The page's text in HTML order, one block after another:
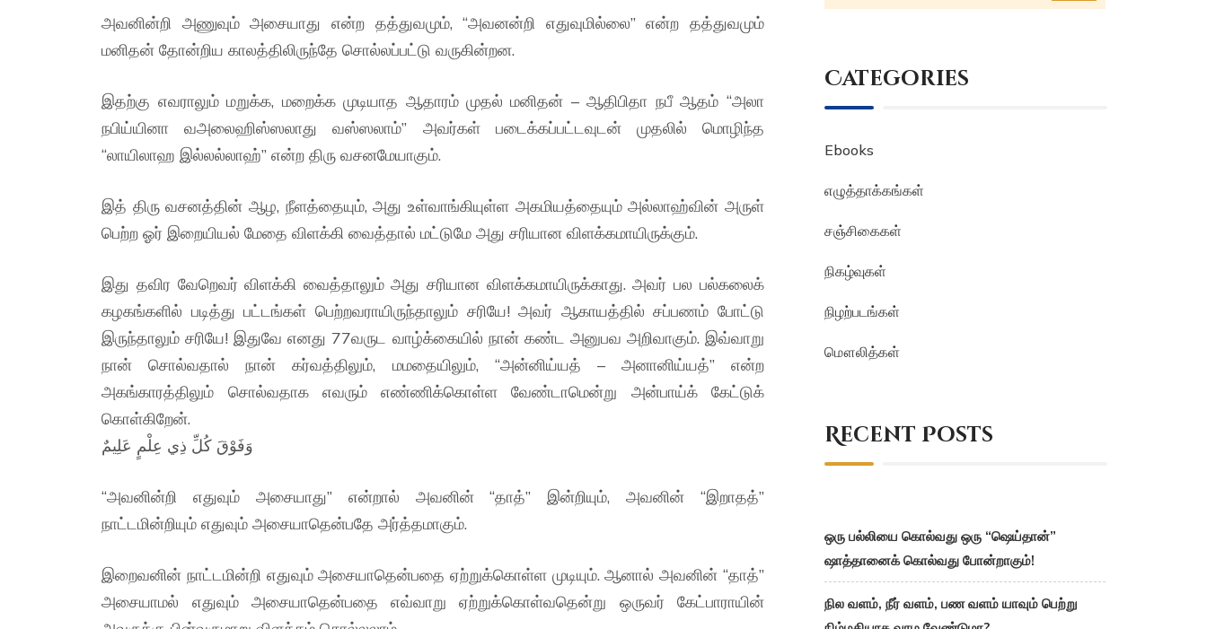
அவனின்றி அணுவும் அசையாது என்ற தத்துவமும், “அவனன்றி எதுவுமில்லை” என்ற தத்துவமும்
மனிதன் தோன்றிய காலத்திலிருந்தே சொல்லப்பட்டு வருகின்றன.
இதற்கு எவராலும் மறுக்க, மறைக்க முடியாத ஆதாரம் முதல் மனிதன் – ஆதிபிதா நபீ ஆதம் “அலா
நபிய்யினா வஅலைஹிஸ்ஸலாது வஸ்ஸலாம்” அவர்கள் படைக்கப்பட்டவுடன் முதலில் மொழிந்த
“லாயிலாஹ இல்லல்லாஹ்” என்ற திரு வசனமேயாகும்.
இத் திரு வசனத்தின் ஆழ, நீளத்தையும், அது உள்வாங்கியுள்ள அகமியத்தையும் அல்லாஹ்வின் அருள்
பெற்ற ஓர் இறையியல் மேதை விளக்கி வைத்தால் மட்டுமே அது சரியான விளக்கமாயிருக்கும்.
இது தவிர வேறெவர் விளக்கி வைத்தாலும் அது சரியான விளக்கமாயிருக்காது. அவர் பல பல்கலைக்
கழகங்களில் படித்து பட்டங்கள் பெற்றவராயிருந்தாலும் சரியே! அவர் ஆகாயத்தில் சப்பணம் போட்டு
இருந்தாலும் சரியே! இதுவே எனது 77வருட வாழ்க்கையில் நான் கண்ட அனுபவ அறிவாகும். இவ்வாறு
நான் சொல்வதால் நான் கர்வத்திலும், மமதையிலும், “அன்னிய்யத் – அனானிய்யத்” என்ற
அகங்காரத்திலும் சொல்வதாக எவரும் எண்ணிக்கொள்ள வேண்டாமென்று அன்பாய்க் கேட்டுக்
கொள்கிறேன்.
وَفَوْقَ كُلِّ ذِي عِلْمٍ عَلِيمٌ
“அவனின்றி எதுவும் அசையாது” என்றால் அவனின் “தாத்” இன்றியும், அவனின் “இறாதத்”
நாட்டமின்றியும் எதுவும் அசையாதென்பதே அர்த்தமாகும்.
இறைவனின் நாட்டமின்றி எதுவும் அசையாதென்பதை ஏற்றுக்கொள்ள முடியும். ஆனால் அவனின் “தாத்”
அசையாமல் எதுவும் அசையாதென்பதை எவ்வாறு ஏற்றுக்கொள்வதென்று ஒருவர் கேட்பாராயின்
Categories
Ebooks
எழுத்தாக்கங்கள்
சஞ்சிகைகள்
நிகழ்வுகள்
நிழற்படங்கள்
மௌலித்கள்
Recent Posts
ஒரு பல்லியை கொல்வது ஒரு “ஷெய்தான்”
ஷாத்தானைக் கொல்வது போன்றாகும்!
நில வளம், நீர் வளம், பண வளம் யாவும் பெற்று